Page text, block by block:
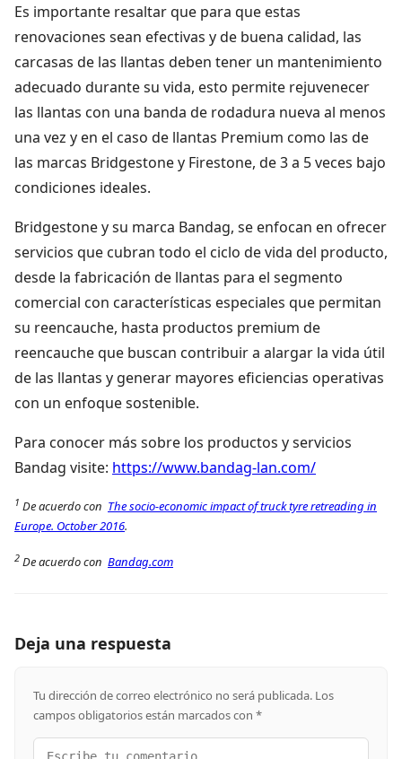
Es importante resaltar que para que estas
renovaciones sean efectivas y de buena calidad, las
carcasas de las llantas deben tener un mantenimiento
adecuado durante su vida, esto permite rejuvenecer
las llantas con una banda de rodadura nueva al menos
una vez y en el caso de llantas Premium como las de
las marcas Bridgestone y Firestone, de 3 a 5 veces bajo
condiciones ideales.
Bridgestone y su marca Bandag, se enfocan en ofrecer
servicios que cubran todo el ciclo de vida del producto,
desde la fabricación de llantas para el segmento
comercial con características especiales que permitan
su reencauche, hasta productos premium de
reencauche que buscan contribuir a alargar la vida útil
de las llantas y generar mayores eficiencias operativas
con un enfoque sostenible.
Para conocer más sobre los productos y servicios
Bandag visite: https://www.bandag-lan.com/
1 De acuerdo con The socio-economic impact of truck tyre retreading in
Europe. October 2016.
2 De acuerdo con Bandag.com
Deja una respuesta
Tu dirección de correo electrónico no será publicada. Los
campos obligatorios están marcados con *